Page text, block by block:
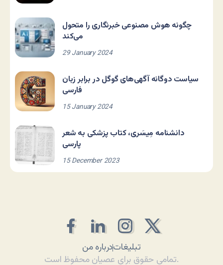
چگونه هوش مصنوعی خبرنگاری را متحول
می‌کند
29 January 2024
سیاست دوگانه آگهی‌های گوگل در برابر زبان
فارسی
15 January 2024
دانشنامه مِیسَری، کتاب پزشکی به شعر
پارسی
15 December 2023
درباره منتبلیغات
تمامی حقوق برای عصیان محفوظ است.